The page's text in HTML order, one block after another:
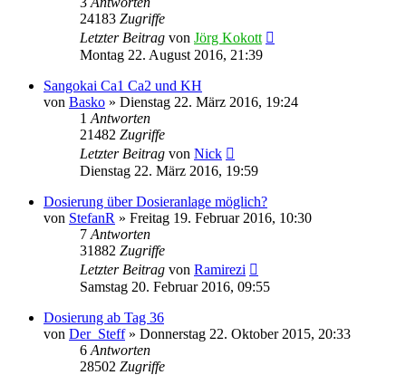
24183 Zugriffe
Letzter Beitrag von Jörg Kokott
Montag 22. August 2016, 21:39
Sangokai Ca1 Ca2 und KH
von Basko » Dienstag 22. März 2016, 19:24
1 Antworten
21482 Zugriffe
Letzter Beitrag von Nick
Dienstag 22. März 2016, 19:59
Dosierung über Dosieranlage möglich?
von StefanR » Freitag 19. Februar 2016, 10:30
7 Antworten
31882 Zugriffe
Letzter Beitrag von Ramirezi
Samstag 20. Februar 2016, 09:55
Dosierung ab Tag 36
von Der_Steff» Donnerstag 22. Oktober 2015, 20:33
6 Antworten
28502 Zugriffe